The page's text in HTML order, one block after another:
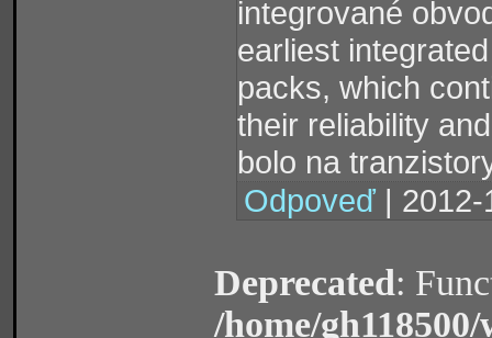
integrované
earliest
packs, which
their reliability
bolo na
Odpoveď |
Deprecated:
/home/